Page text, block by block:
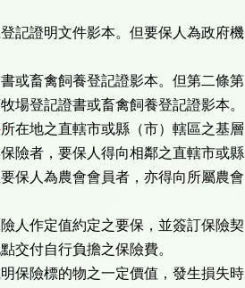
記證明文件影本。但要保人為政府機
或畜禽飼養登記證影本。但第二條第
場登記證書或畜禽飼養登記證影本。
所在地之直轄市或縣（市）轄區之基層
險者，要保人得向相鄰之直轄市或縣
保人為農會會員者，亦得向所屬農會
人作定值約定之要保，並簽訂保險契
交付自行負擔之保險費。
保險標的物之一定價值，發生損失時